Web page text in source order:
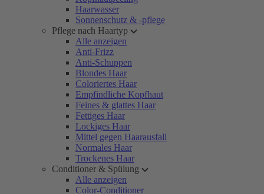
Haarwasser
Sonnenschutz & -pflege
Pflege nach Haartyp
Alle anzeigen
Anti-Frizz
Anti-Schuppen
Blondes Haar
Coloriertes Haar
Empfindliche Kopfhaut
Feines & glattes Haar
Fettiges Haar
Lockiges Haar
Mittel gegen Haarausfall
Normales Haar
Trockenes Haar
Conditioner & Spülung
Alle anzeigen
Color-Conditioner